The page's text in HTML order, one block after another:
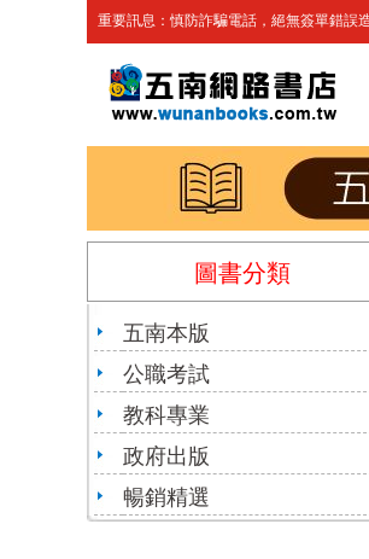
重要訊息：慎防詐騙電話，絕無簽單錯誤
圖書分類
五南本版
公職考試
教科專業
政府出版
暢銷精選